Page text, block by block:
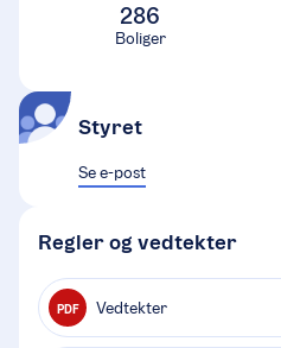
286
Boliger
Styret
Se e-post
Regler og vedtekter
PDF Vedtekter